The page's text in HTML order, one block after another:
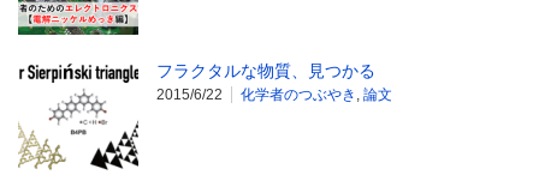
フラクタルな物質、見つかる
2015/6/22 化学者のつぶやき , 論文